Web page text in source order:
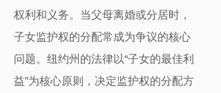
权利和义务。当父母离婚或分居时，
子女监护权的分配常成为争议的核心
问题。纽约州的法律以“子女的最佳利
益”为核心原则，决定监护权的分配方